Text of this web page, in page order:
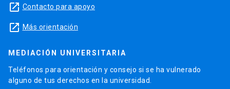
launch Contacto para apoyo
launch Más orientación
MEDIACIÓN UNIVERSITARIA
Teléfonos para orientación y consejo si se ha vulnerado
alguno de tus derechos en la universidad.